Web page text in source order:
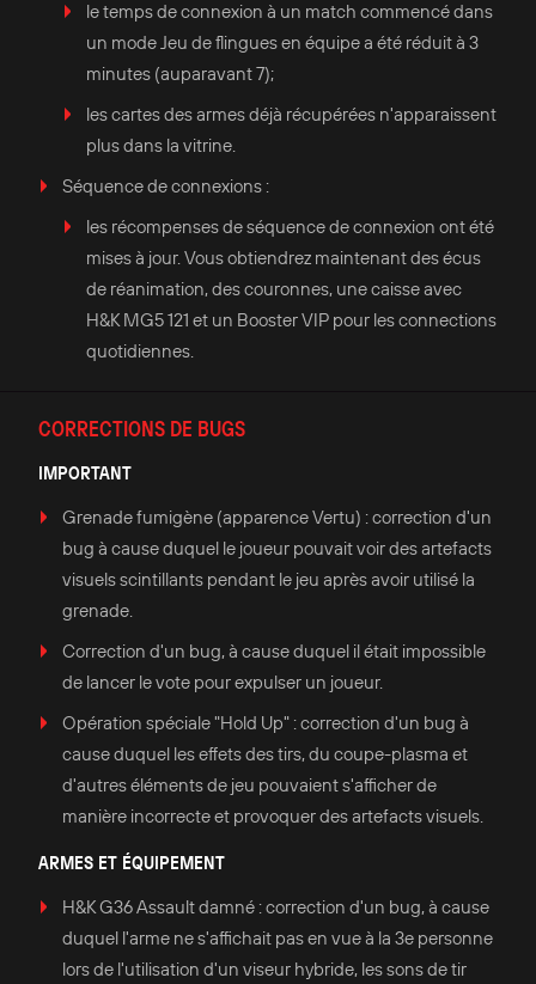
le temps de connexion à un match commencé dans
un mode Jeu de flingues en équipe a été réduit à 3
minutes (auparavant 7);
les cartes des armes déjà récupérées n'apparaissent
plus dans la vitrine.
Séquence de connexions :
les récompenses de séquence de connexion ont été
mises à jour. Vous obtiendrez maintenant des écus
de réanimation, des couronnes, une caisse avec
H&K MG5 121 et un Booster VIP pour les connections
quotidiennes.
CORRECTIONS DE BUGS
IMPORTANT
Grenade fumigène (apparence Vertu) : correction d'un
bug à cause duquel le joueur pouvait voir des artefacts
visuels scintillants pendant le jeu après avoir utilisé la
grenade.
Correction d'un bug, à cause duquel il était impossible
de lancer le vote pour expulser un joueur.
Opération spéciale "Hold Up" : correction d'un bug à
cause duquel les effets des tirs, du coupe-plasma et
d'autres éléments de jeu pouvaient s'afficher de
manière incorrecte et provoquer des artefacts visuels.
ARMES ET ÉQUIPEMENT
H&K G36 Assault damné : correction d'un bug, à cause
duquel l'arme ne s'affichait pas en vue à la 3e personne
lors de l'utilisation d'un viseur hybride, les sons de tir